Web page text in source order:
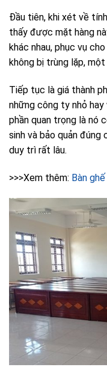
Đầu tiên, khi xét về
thấy được mặt hàng
khác nhau, phục vụ
không bị trùng lặp, một
Tiếp tục là giá thành
những công ty nhỏ hay
phần quan trọng là nó
sinh và bảo quản
duy trì rất lâu.
>>>Xem thêm: Bàn